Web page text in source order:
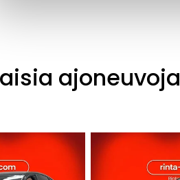
ajoneuvoja